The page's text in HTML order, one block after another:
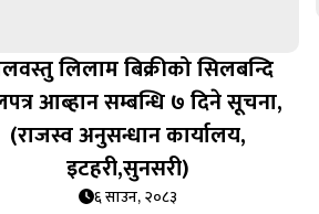
लिलाम बिक्रीको सिलबन्दि
आब्हान सम्बन्धि ७ दिने सूचना,
(राजस्व अनुसन्धान कार्यालय,
इटहरी,सुनसरी)
६ साउन, २०८३